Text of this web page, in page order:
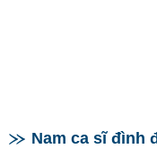
Nam ca sĩ đình